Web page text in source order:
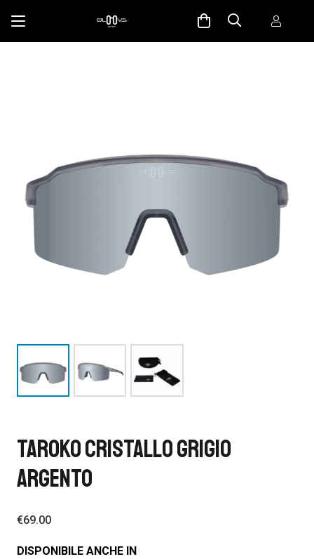
TAROKO CRISTALLO GRIGIO
ARGENTO
€69.00
DISPONIBILE ANCHE IN